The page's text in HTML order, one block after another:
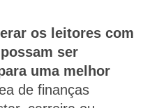
os leitores com
ser
uma melhor
de finanças